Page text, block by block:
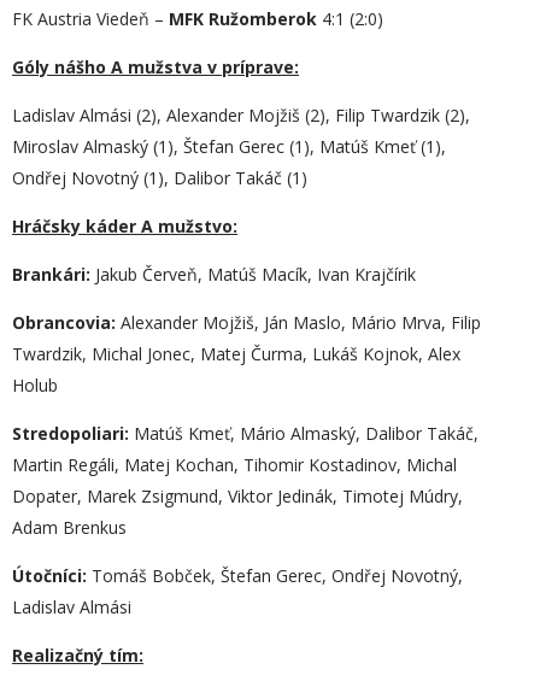
FK Austria Viedeň – MFK Ružomberok 4:1 (2:0)
Góly nášho A mužstva v príprave:
Ladislav Almási (2), Alexander Mojžiš (2), Filip Twardzik (2),
Miroslav Almaský (1), Štefan Gerec (1), Matúš Kmeť (1),
Ondřej Novotný (1), Dalibor Takáč (1)
Hráčsky káder A mužstvo:
Brankári: Jakub Červeň, Matúš Macík, Ivan Krajčírik
Obrancovia: Alexander Mojžiš, Ján Maslo, Mário Mrva, Filip
Twardzik, Michal Jonec, Matej Čurma, Lukáš Kojnok, Alex
Holub
Stredopoliari: Matúš Kmeť, Mário Almaský, Dalibor Takáč,
Martin Regáli, Matej Kochan, Tihomir Kostadinov, Michal
Dopater, Marek Zsigmund, Viktor Jedinák, Timotej Múdry,
Adam Brenkus
Útočníci: Tomáš Bobček, Štefan Gerec, Ondřej Novotný,
Ladislav Almási
Realizačný tím: